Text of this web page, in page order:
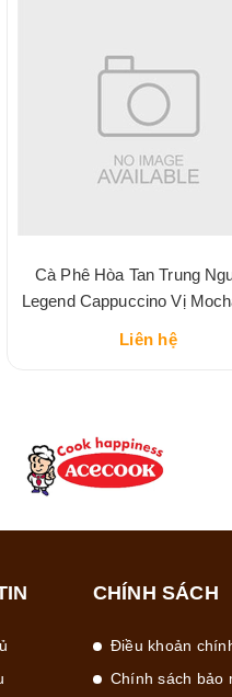
Cà Phê Hòa Tan Trung
Legend Cappuccino Vị
Liên hệ
CHÍNH SÁCH
Điều khoản
Chính sách bảo